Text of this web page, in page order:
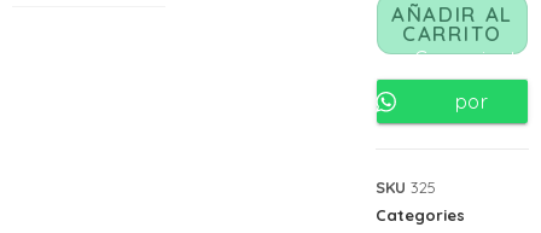
AÑADIR AL
CARRITO
Comunicate
por
SKU 325
Categories